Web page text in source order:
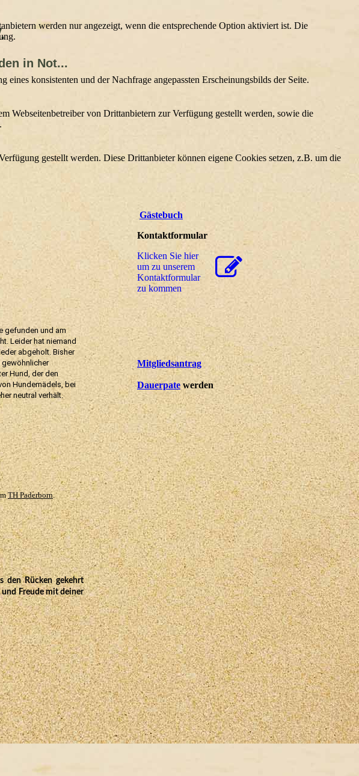
gefunden und am
Leider hat niemand
abgeholt. Bisher
gewöhnlicher
Hund, der den
Hundemädels, bei
neutral verhält.
TH Paderborn.
den Rücken gekehrt
und Freude mit deiner
Gästebuch
Kontaktformular
Klicken Sie hier
um zu unserem
Kon­takt­for­mu­lar
zu kommen
Mitgliedsantrag
Dauerpate werden
werden nur angezeigt, wenn die entsprechende Option aktiviert ist. Die
konsistenten und der Nachfrage angepassten Erscheinungsbilds der Seite.
Webseitenbetreiber von Drittanbietern zur Verfügung gestellt werden, sowie die
gestellt werden. Diese Drittanbieter können eigene Cookies setzen, z.B. um die